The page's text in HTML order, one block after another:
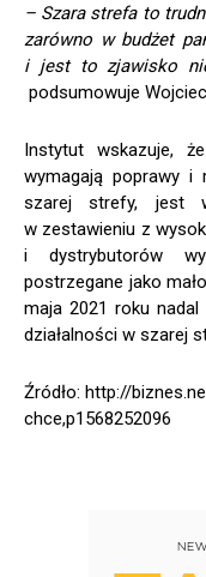
– Szara strefa to
zarówno w budżet
i jest to zjawisko
podsumowuje
Instytut wskazuje,
wymagają poprawy i
szarej strefy, jest
w zestawieniu z
i dystrybutorów
postrzegane jako
maja 2021 roku
działalności w szarej
Źródło: http://
chce,p1568252096